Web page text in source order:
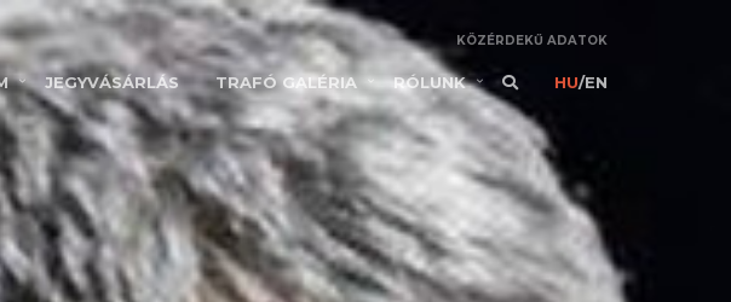
KÖZÉRDEKŰ ADATOK
JEGYVÁSÁRLÁS TRAFÓ GALÉRIA RÓLUNK HU/EN